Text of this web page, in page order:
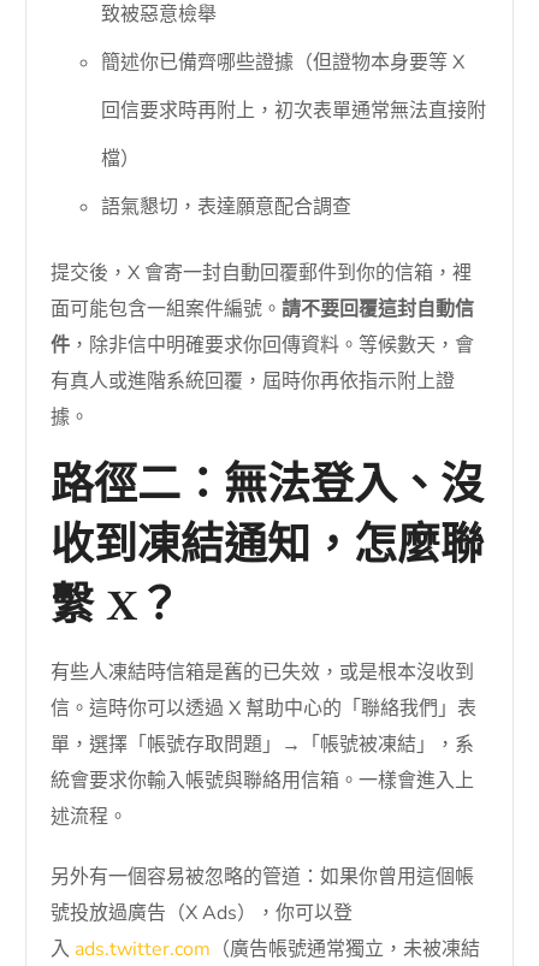
致被惡意檢舉
簡述你已備齊哪些證據（但證物本身要等 X
回信要求時再附上，初次表單通常無法直接附
檔）
語氣懇切，表達願意配合調查
提交後，X 會寄一封自動回覆郵件到你的信箱，裡
面可能包含一組案件編號。請不要回覆這封自動信
件 ，除非信中明確要求你回傳資料。等候數天，會
有真人或進階系統回覆，屆時你再依指示附上證
據。
路徑二：無法登入、沒
收到凍結通知，怎麼聯
繫 X？
有些人凍結時信箱是舊的已失效，或是根本沒收到
信。這時你可以透過 X 幫助中心的「聯絡我們」表
單，選擇「帳號存取問題」→「帳號被凍結」，系
統會要求你輸入帳號與聯絡用信箱。一樣會進入上
述流程。
另外有一個容易被忽略的管道：如果你曾用這個帳
號投放過廣告（X Ads），你可以登
入 ads.twitter.com （廣告帳號通常獨立，未被凍結